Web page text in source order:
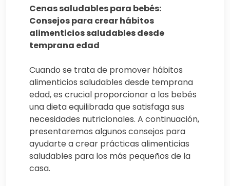
Cenas saludables para bebés:
Consejos para crear hábitos
alimenticios saludables desde
temprana edad
Cuando se trata de promover hábitos
alimenticios saludables desde temprana
edad, es crucial proporcionar a los bebés
una dieta equilibrada que satisfaga sus
necesidades nutricionales. A continuación,
presentaremos algunos consejos para
ayudarte a crear prácticas alimenticias
saludables para los más pequeños de la
casa.